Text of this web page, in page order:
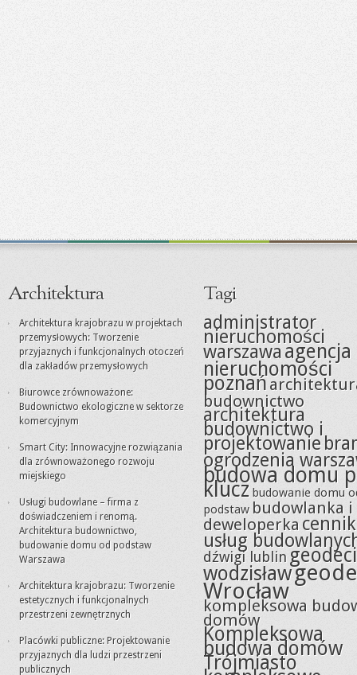
Architektura
Architektura krajobrazu w projektach
przemysłowych: Tworzenie
przyjaznych i funkcjonalnych otoczeń
dla zakładów przemysłowych
Biurowce zrównoważone:
Budownictwo ekologiczne w sektorze
komercyjnym
Smart City: Innowacyjne rozwiązania
dla zrównoważonego rozwoju
miejskiego
Usługi budowlane – firma z
doświadczeniem i renomą.
Architektura budownictwo,
budowanie domu od podstaw
Warszawa
Architektura krajobrazu: Tworzenie
estetycznych i funkcjonalnych
przestrzeni zewnętrznych
Placówki publiczne: Projektowanie
przyjaznych dla ludzi przestrzeni
publicznych
Tagi
administrator
nieruchomości
warszawaagencja
nieruchomości
poznań
budownictwo
architektura
budownictwo i
projektowanie
ogrodzenia
budowa domu
klucz budowanie domu
podstaw budowlanka i
deweloperka cennik
usług
dźwigi lublingeodeci
wodzisław
Wrocław
kompleksowa
domów
Kompleksowa
budowa domów
Trójmiasto